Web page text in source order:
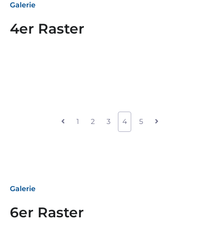
Galerie
4er Raster
1 2 3 4 5
Galerie
6er Raster